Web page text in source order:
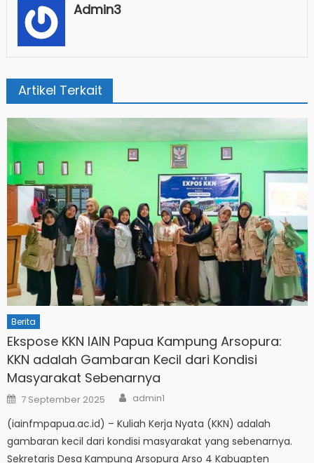
Admin3
Artikel Terkait
Berita
Ekspose KKN IAIN Papua Kampung Arsopura:
KKN adalah Gambaran Kecil dari Kondisi
Masyarakat Sebenarnya
Posted
on
7 September 2025 Author
admin1
(iainfmpapua.ac.id) – Kuliah Kerja Nyata (KKN) adalah
gambaran kecil dari kondisi masyarakat yang sebenarnya.
Sekretaris Desa Kampung Arsopura Arso 4 Kabuapten